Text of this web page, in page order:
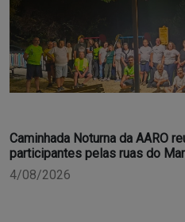
Caminhada Noturna da AARO
participantes pelas ruas do
4/08/2026